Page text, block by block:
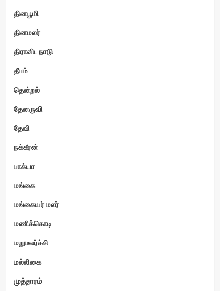
தினபூமி
தினமலர்
திராவிடநாடு
தீபம்
தென்றல்
தேனருவி
தேவி
நக்கீரன்
பாக்யா
மங்கை
மங்கையர் மலர்
மணிக்கொடி
மறுமலர்ச்சி
மல்லிகை
முத்தாரம்